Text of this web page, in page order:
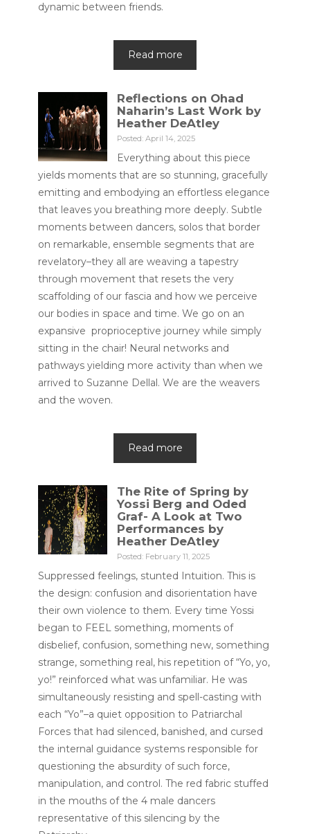
dynamic between friends.
Read more
Reflections on Ohad
Naharin’s Last Work by
Heather DeAtley
Posted: April 14, 2025
Everything about this piece
yields moments that are so stunning, gracefully
emitting and embodying an effortless elegance
that leaves you breathing more deeply. Subtle
moments between dancers, solos that border
on remarkable, ensemble segments that are
revelatory–they all are weaving a tapestry
through movement that resets the very
scaffolding of our fascia and how we perceive
our bodies in space and time. We go on an
expansive proprioceptive journey while simply
sitting in the chair! Neural networks and
pathways yielding more activity than when we
arrived to Suzanne Dellal. We are the weavers
and the woven.
Read more
The Rite of Spring by
Yossi Berg and Oded
Graf- A Look at Two
Performances by
Heather DeAtley
Posted: February 11, 2025
Suppressed feelings, stunted Intuition. This is
the design: confusion and disorientation have
their own violence to them. Every time Yossi
began to FEEL something, moments of
disbelief, confusion, something new, something
strange, something real, his repetition of “Yo, yo,
yo!” reinforced what was unfamiliar. He was
simultaneously resisting and spell-casting with
each “Yo”–a quiet opposition to Patriarchal
Forces that had silenced, banished, and cursed
the internal guidance systems responsible for
questioning the absurdity of such force,
manipulation, and control. The red fabric stuffed
in the mouths of the 4 male dancers
representative of this silencing by the